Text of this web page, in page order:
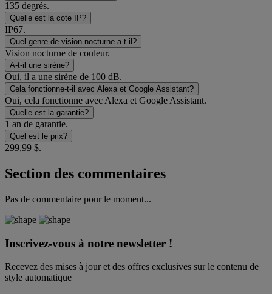
135 degrés.
Quelle est la cote IP?
IP67.
Quel genre de vision nocturne a-t-il?
Vision nocturne de couleur.
A-t-il une sirène?
Oui, il a une sirène de 100 dB.
Cela fonctionne-t-il avec Alexa et Google Assistant?
Oui, cela fonctionne avec Alexa et Google Assistant.
Quelle est la garantie?
1 an de garantie.
Quel est le prix?
299,99 $.
Section des commentaires
Pas de commentaire pour le moment...
Inscrivez-vous à notre newsletter !
Recevez des mises à jour et des offres exclusives sur le contenu de
style automatique